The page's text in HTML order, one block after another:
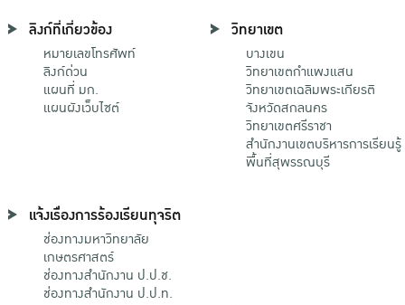
ลิงก์ที่เกี่ยวข้อง
หมายเลขโทรศัพท์
ลิงก์ด่วน
แผนที่ มก.
แผนผังเว็บไซต์
วิทยาเขต
บางเขน
วิทยาเขตกําแพงแสน
วิทยาเขตเฉลิมพระเกียรติ
จังหวัดสกลนคร
วิทยาเขตศรีราชา
สำนักงานเขตบริหารการเรียนรู้
พื้นที่สุพรรณบุรี
แจ้งเรื่องการร้องเรียนทุจริต
ช่องทางมหาวิทยาลัย
เกษตรศาสตร์
ช่องทางสำนักงาน ป.ป.ช.
ช่องทางสำนักงาน ป.ป.ท.